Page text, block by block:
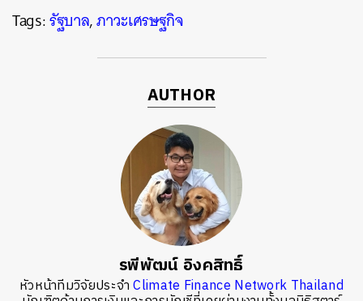
Tags:รัฐบาล,ภาวะเศรษฐกิจ
AUTHOR
รพีพัฒน์ อิงคสิทธิ์
หัวหน้าทีมวิจัยประจำClimate Finance Network Thailand